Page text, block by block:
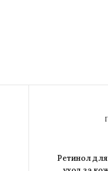
Ретинол